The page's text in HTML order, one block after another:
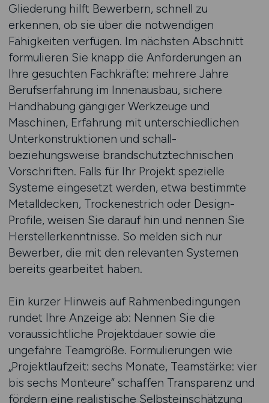
Gliederung hilft Bewerbern, schnell zu
erkennen, ob sie über die notwendigen
Fähigkeiten verfügen. Im nächsten Abschnitt
formulieren Sie knapp die Anforderungen an
Ihre gesuchten Fachkräfte: mehrere Jahre
Berufserfahrung im Innenausbau, sichere
Handhabung gängiger Werkzeuge und
Maschinen, Erfahrung mit unterschiedlichen
Unterkonstruktionen und schall-
beziehungsweise brandschutztechnischen
Vorschriften. Falls für Ihr Projekt spezielle
Systeme eingesetzt werden, etwa bestimmte
Metalldecken, Trockenestrich oder Design-
Profile, weisen Sie darauf hin und nennen Sie
Herstellerkenntnisse. So melden sich nur
Bewerber, die mit den relevanten Systemen
bereits gearbeitet haben.
Ein kurzer Hinweis auf Rahmenbedingungen
rundet Ihre Anzeige ab: Nennen Sie die
voraussichtliche Projektdauer sowie die
ungefähre Teamgröße. Formulierungen wie
„Projektlaufzeit: sechs Monate, Teamstärke: vier
bis sechs Monteure“ schaffen Transparenz und
fördern eine realistische Selbsteinschätzung